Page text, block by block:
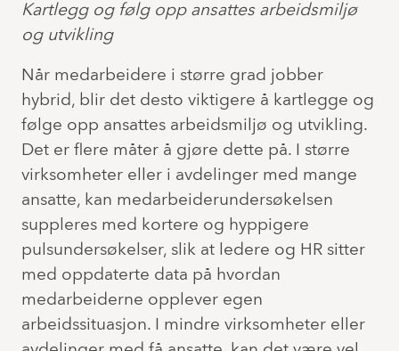
Kartlegg og følg opp ansattes arbeidsmiljø
og utvikling
Når medarbeidere i større grad jobber
hybrid, blir det desto viktigere å kartlegge og
følge opp ansattes arbeidsmiljø og utvikling.
Det er flere måter å gjøre dette på. I større
virksomheter eller i avdelinger med mange
ansatte, kan medarbeiderundersøkelsen
suppleres med kortere og hyppigere
pulsundersøkelser, slik at ledere og HR sitter
med oppdaterte data på hvordan
medarbeiderne opplever egen
arbeidssituasjon. I mindre virksomheter eller